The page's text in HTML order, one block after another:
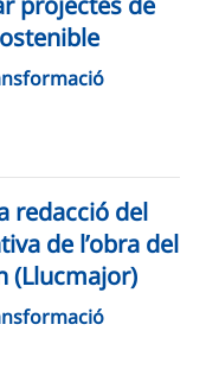
redacció del
de l’obra del
(Llucmajor)